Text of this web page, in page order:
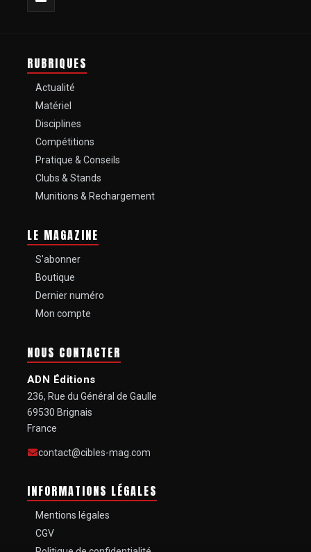
RUBRIQUES
Actualité
Matériel
Disciplines
Compétitions
Pratique & Conseils
Clubs & Stands
Munitions & Rechargement
LE MAGAZINE
S'abonner
Boutique
Dernier numéro
Mon compte
NOUS CONTACTER
ADN Éditions
236, Rue du Général de Gaulle
69530 Brignais
France
contact@cibles-mag.com
INFORMATIONS LÉGALES
Mentions légales
CGV